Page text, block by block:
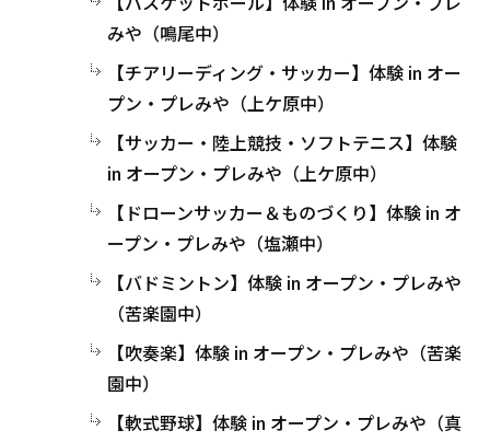
みや（鳴尾中）
【チアリーディング・サッカー】体験 in オー
プン・プレみや（上ケ原中）
【サッカー・陸上競技・ソフトテニス】体験
in オープン・プレみや（上ケ原中）
【ドローンサッカー＆ものづくり】体験 in オ
ープン・プレみや（塩瀬中）
【バドミントン】体験 in オープン・プレみや
（苦楽園中）
【吹奏楽】体験 in オープン・プレみや（苦楽
園中）
【軟式野球】体験 in オープン・プレみや（真